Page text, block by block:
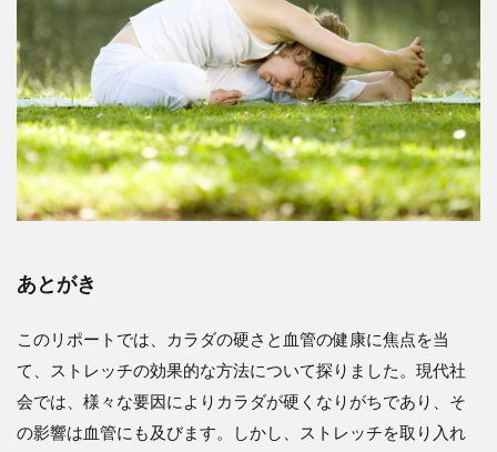
あとがき
このリポートでは、カラダの硬さと血管の健康に焦点を当
て、ストレッチの効果的な方法について探りました。現代社
会では、様々な要因によりカラダが硬くなりがちであり、そ
の影響は血管にも及びます。しかし、ストレッチを取り入れ